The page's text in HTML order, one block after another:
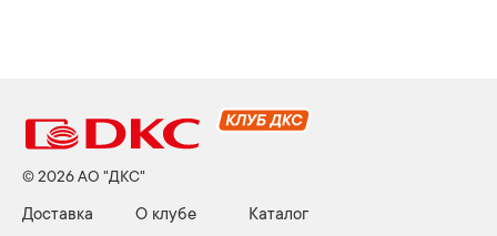
© 2026 АО "ДКС"
Доставка О клубе Каталог